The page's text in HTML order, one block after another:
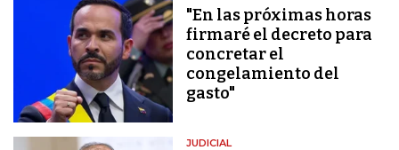
"En las próximas horas
firmaré el decreto para
concretar el
congelamiento del
gasto"
JUDICIAL